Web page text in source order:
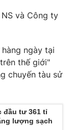
và Công ty
ngày tại
thế giới"
chuyến tàu sử
đầu tư 361 tỉ
lượng sạch